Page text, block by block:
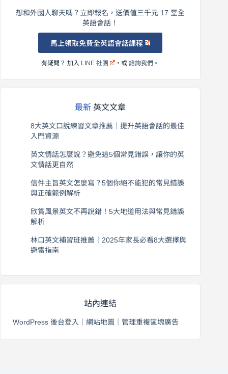
想和外國人聊天嗎？立即報名，送價值三千元 17 堂全
英語會話！
馬上領取免費全英語會話課程
有疑問？ 加入 LINE 社團 ，或諮詢我們 。
最新 英文文章
8大英文口說練習文章推薦｜提升英語會話的最佳
入門資源
英文情話怎麼說？避免這5個常見錯誤，讓你的英
文情話更自然
信件主旨英文怎麼寫？5個你絕不能犯的常見錯誤
與正確範例解析
欣賞風景英文不再說錯！5大地道用法與常見錯誤
解析
林口英文補習班推薦｜2025年家長必看8大選擇與
避雷指南
站內連結
WordPress 後台登入 網站地圖 管理重複區塊廣告